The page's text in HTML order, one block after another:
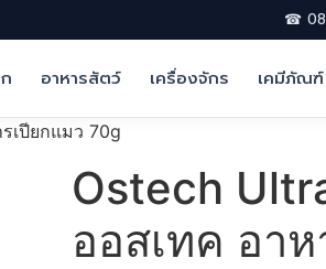
☎
อาหารสัตว์ เครื่องจักร เคมีภัณฑ์
เปียกแมว 70g
Ostech
ออสเทค อา